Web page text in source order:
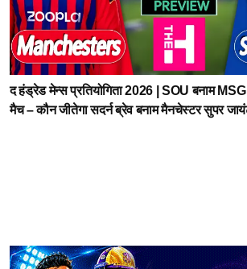
द हंड्रेड मेन्स प्रतियोगिता 2026 | SOU बनाम MSG
मैच – कौन जीतेगा सदर्न ब्रेव बनाम मैनचेस्टर सुपर